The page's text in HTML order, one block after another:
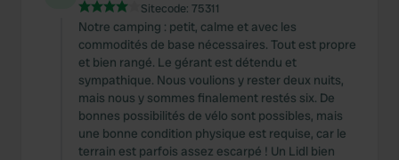
We use cookies to personalise content and ads, to
provide social media features and to analyse our traffic.
We also share information about your use of our site with
our social media, advertising and analytics partners who
may combine it with other information that you’ve
provided to them or that they’ve collected from your use
of their services.
Sitecode: 75311
Notre camping : petit, calme et avec les
commodités de base nécessaires. Tout est propre
et bien rangé. Le gérant est détendu et
sympathique. Nous voulions y rester deux nuits,
mais nous y sommes finalement restés six. De
bonnes possibilités de vélo sont possibles, mais
une bonne condition physique est requise, car le
terrain est parfois assez escarpé ! Un Lidl bien